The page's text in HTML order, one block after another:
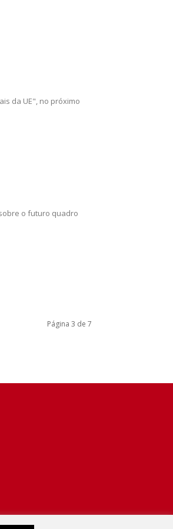
da UE", no próximo
o futuro quadro
Página 3 de 7